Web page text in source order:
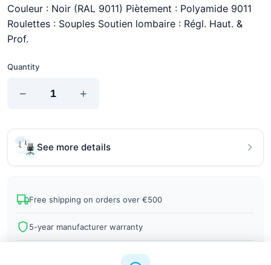
Couleur : Noir (RAL 9011) Piètement : Polyamide 9011
Roulettes : Souples Soutien lombaire : Régl. Haut. &
Prof.
Quantity
− +
See more details
Free shipping on orders over €500
5-year manufacturer warranty
Professional installation available